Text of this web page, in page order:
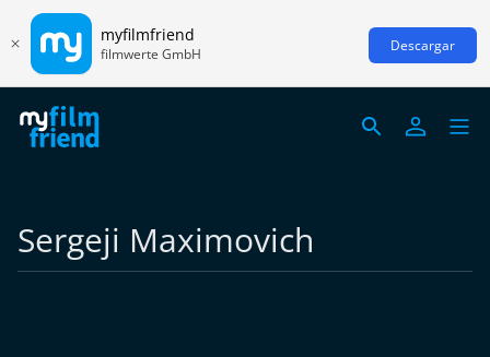
myfilmfriend
filmwerte GmbH Descargar
Sergeji Maximovich